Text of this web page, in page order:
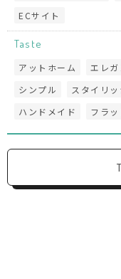
ECサイト
Taste
アットホーム エレガ
シンプル
スタイリッ
ハンドメイド
フラッ